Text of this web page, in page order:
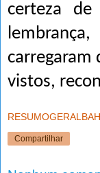
certeza
carregaram
vistos,
Compartilhar